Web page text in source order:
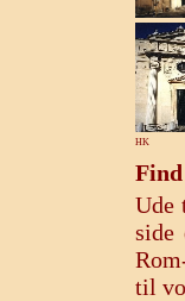
HK
Ude
side
til